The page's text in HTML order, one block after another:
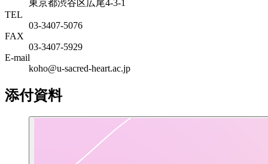
東京都渋谷区広尾4-3-1
TEL
03-3407-5076
FAX
03-3407-5929
E-mail
koho@u-sacred-heart.ac.jp
添付資料